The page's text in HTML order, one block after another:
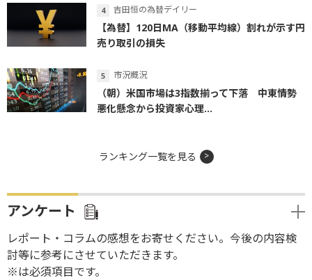
吉田恒の為替デイリー
【為替】120日MA（移動平均線）割れが示す円
売り取引の損失
市況概況
（朝）米国市場は3指数揃って下落 中東情勢
悪化懸念から投資家心理...
ランキング一覧を見る
アンケート
レポート・コラムの感想をお寄せください。今後の内容検
討等に参考にさせていただきます。
※は必須項目です。